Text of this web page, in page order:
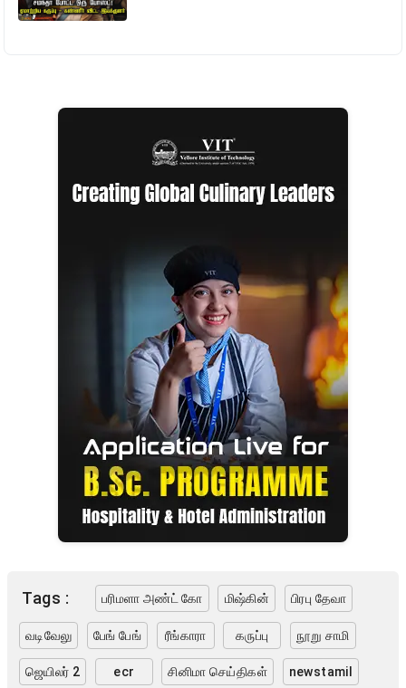
Tags : பரிமளா அண்ட் கோ மிஷ்கின் பிரபு தேவா
வடிவேலு பேங் பேங் ரீங்காரா கருப்பு நூறு சாமி
ஜெயிலர் 2 ecr சினிமா செய்திகள் newstamil